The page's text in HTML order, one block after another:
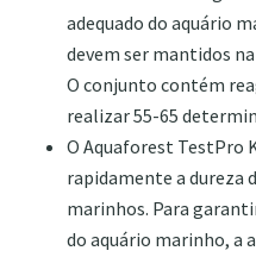
adequado do aquário
devem ser mantidos
O conjunto contém
realizar 55-65
O Aquaforest TestPro
rapidamente a dureza
marinhos. Para
do aquário marinho, a